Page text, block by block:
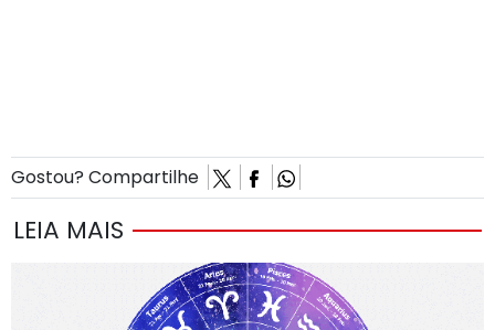
Gostou? Compartilhe
LEIA MAIS